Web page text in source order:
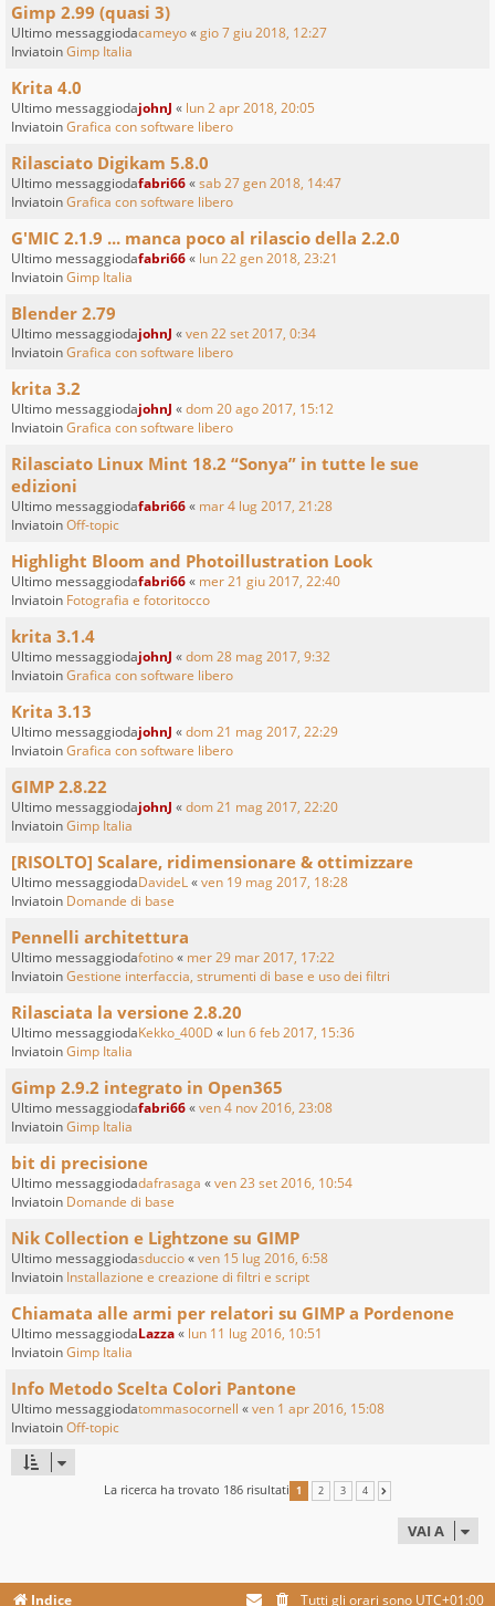
Gimp 2.99 (quasi 3)
Ultimo messaggiodacameyo«gio 7 giu 2018, 12:27
InviatoinGimp Italia
Krita 4.0
Ultimo messaggiodajohnJ « lun 2 apr 2018, 20:05
InviatoinGrafica con software libero
Rilasciato Digikam 5.8.0
Ultimo messaggiodafabri66«sab 27 gen 2018, 14:47
InviatoinGrafica con software libero
G'MIC 2.1.9 ... manca poco al rilascio della 2.2.0
Ultimo messaggiodafabri66« lun 22 gen 2018, 23:21
InviatoinGimp Italia
Blender 2.79
Ultimo messaggiodajohnJ «ven 22 set 2017, 0:34
InviatoinGrafica con software libero
krita 3.2
Ultimo messaggiodajohnJ «dom 20 ago 2017, 15:12
InviatoinGrafica con software libero
Rilasciato Linux Mint 18.2 “Sonya” in tutte le sue
edizioni
Ultimo messaggiodafabri66« mar 4 lug 2017, 21:28
InviatoinOff-topic
Highlight Bloom and Photoillustration Look
Ultimo messaggiodafabri66« mer 21 giu 2017, 22:40
Inviatoin Fotografia e fotoritocco
krita 3.1.4
Ultimo messaggiodajohnJ «dom 28 mag 2017, 9:32
InviatoinGrafica con software libero
Krita 3.13
Ultimo messaggiodajohnJ «dom 21 mag 2017, 22:29
InviatoinGrafica con software libero
GIMP 2.8.22
Ultimo messaggiodajohnJ «dom 21 mag 2017, 22:20
InviatoinGimp Italia
[RISOLTO] Scalare, ridimensionare & ottimizzare
Ultimo messaggiodaDavideL«ven 19 mag 2017, 18:28
Inviatoin Domande di base
Pennelli architettura
Ultimo messaggiodafotino« mer 29 mar 2017, 17:22
InviatoinGestione interfaccia, strumenti di base e uso dei filtri
Rilasciata la versione 2.8.20
Ultimo messaggiodaKekko_400D « lun 6 feb 2017, 15:36
InviatoinGimp Italia
Gimp 2.9.2 integrato in Open365
Ultimo messaggiodafabri66«ven 4 nov 2016, 23:08
InviatoinGimp Italia
bit di precisione
Ultimo messaggiodadafrasaga «ven 23 set 2016, 10:54
Inviatoin Domande di base
Nik Collection e Lightzone su GIMP
Ultimo messaggiodasduccio«ven 15 lug 2016, 6:58
Inviatoin Installazione e creazione di filtri e script
Chiamata alle armi per relatori su GIMP a Pordenone
Ultimo messaggiodaLazza« lun 11 lug 2016, 10:51
InviatoinGimp Italia
Info Metodo Scelta Colori Pantone
Ultimo messaggiodatommasocornell «ven 1 apr 2016, 15:08
InviatoinOff-topic
La ricerca ha trovato 186 risultati 1 2 3 4
VAI A
Indice Tutti gli orari sono UTC+01:00